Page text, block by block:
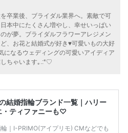
卒業後、ブライダル業界へ。素敵で可
本中にたくさん増やし、幸せいっぱい
が夢。ブライダルフラワーアレジメン
ど、お花と結婚式が好き♥可愛いもの大好
になるウェディングの可愛いアイディア
ちゃいます｡.:*♡
結婚指輪ブランド一覧｜ハリー
・ティファニーも♡
｜I-PRIMO(アイプリモ) CMなどでも